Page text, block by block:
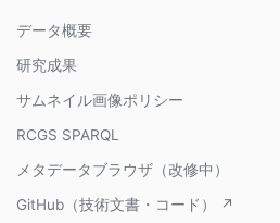
データ概要
研究成果
サムネイル画像ポリシー
RCGS SPARQL
メタデータブラウザ（改修中）
GitHub（技術文書・コード） ↗